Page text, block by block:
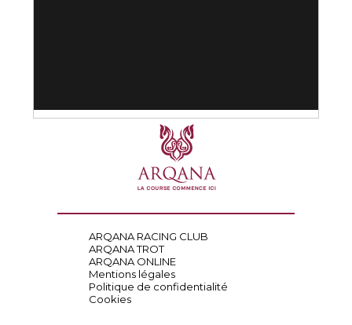
ARQANA RACING CLUB
ARQANA TROT
ARQANA ONLINE
Mentions légales
Politique de confidentialité
Cookies